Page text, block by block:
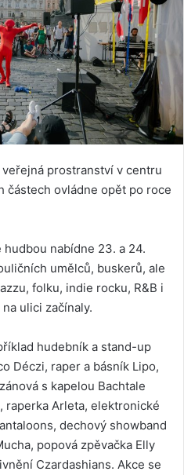
prostranství v centru
částech ovládne opět po roce
nabídne 23. a 24.
umělců, buskerů, ale
folku, indie rocku, R&B i
ulici začínaly.
hudebník a stand-up
Déczi, raper a básník Lipo,
s kapelou Bachtale
raperka Arleta, elektronické
dechový showband
popová zpěvačka Elly
Czardashians. Akce se